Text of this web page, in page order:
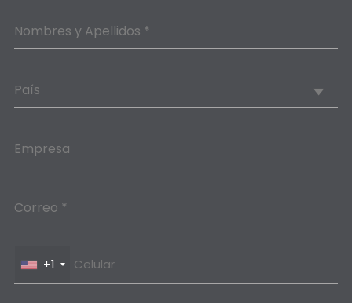
Nombres y Apellidos *
País
Empresa
Correo *
+1